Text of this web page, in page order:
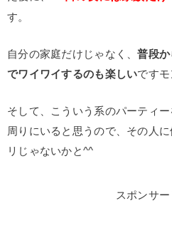
す。
自分の家庭だけじゃなく、普段
でワイワイするのも楽しいですモ
そして、こういう系のパーティ
周りにいると思うので、その人
リじゃないかと^^
スポンサ